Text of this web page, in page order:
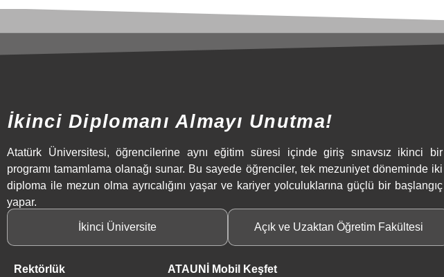
İkinci Diplomanı Almayı Unutma!
Atatürk Üniversitesi, öğrencilerine aynı eğitim süresi içinde giriş sınavsız ikinci bir
programı tamamlama olanağı sunar. Bu sayede öğrenciler, tek mezuniyet döneminde iki
diploma ile mezun olma ayrıcalığını yaşar ve kariyer yolculuklarına güçlü bir başlangıç
yapar.
İkinci Üniversite Açık ve Uzaktan Öğretim Fakültesi
Rektörlük ATAUNİ Mobil Keşfet